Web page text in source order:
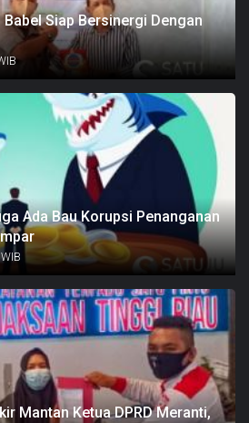
Babel Siap Bersinergi Dengan
Ada Bau Korupsi Penanganan
Mantan Ketua DPRD Meranti,